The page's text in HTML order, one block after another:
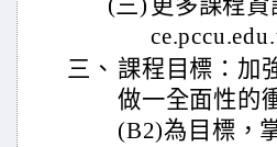
(三) 更多課程
三、 課程目標：加
做一全面性的
(B2)為目標，